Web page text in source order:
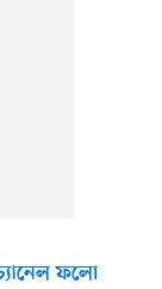
ফলো